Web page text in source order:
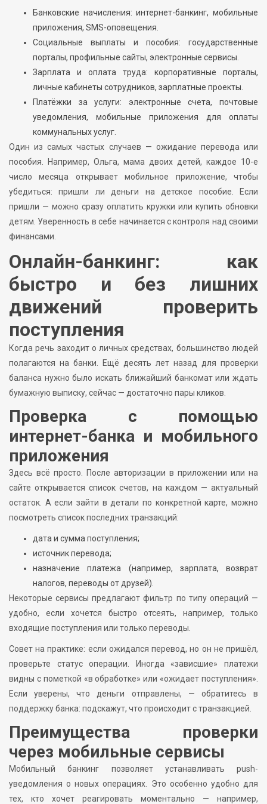
Банковские начисления: интернет-банкинг, мобильные
приложения, SMS-оповещения.
Социальные выплаты и пособия: государственные
порталы, профильные сайты, электронные сервисы.
Зарплата и оплата труда: корпоративные порталы,
личные кабинеты сотрудников, зарплатные проекты.
Платёжки за услуги: электронные счета, почтовые
уведомления, мобильные приложения для оплаты
коммунальных услуг.
Один из самых частых случаев — ожидание перевода или
пособия. Например, Ольга, мама двоих детей, каждое 10-е
число месяца открывает мобильное приложение, чтобы
убедиться: пришли ли деньги на детское пособие. Если
пришли — можно сразу оплатить кружки или купить обновки
детям. Уверенность в себе начинается с контроля над своими
финансами.
Онлайн-банкинг: как
быстро и без лишних
движений проверить
поступления
Когда речь заходит о личных средствах, большинство людей
полагаются на банки. Ещё десять лет назад для проверки
баланса нужно было искать ближайший банкомат или ждать
бумажную выписку, сейчас — достаточно пары кликов.
Проверка с помощью
интернет-банка и мобильного
приложения
Здесь всё просто. После авторизации в приложении или на
сайте открывается список счетов, на каждом — актуальный
остаток. А если зайти в детали по конкретной карте, можно
посмотреть список последних транзакций:
дата и сумма поступления;
источник перевода;
назначение платежа (например, зарплата, возврат
налогов, переводы от друзей).
Некоторые сервисы предлагают фильтр по типу операций —
удобно, если хочется быстро отсеять, например, только
входящие поступления или только переводы.
Совет на практике: если ожидался перевод, но он не пришёл,
проверьте статус операции. Иногда «зависшие» платежи
видны с пометкой «в обработке» или «ожидает поступления».
Если уверены, что деньги отправлены, — обратитесь в
поддержку банка: подскажут, что происходит с транзакцией.
Преимущества проверки
через мобильные сервисы
Мобильный банкинг позволяет устанавливать push-
уведомления о новых операциях. Это особенно удобно для
тех, кто хочет реагировать моментально — например,